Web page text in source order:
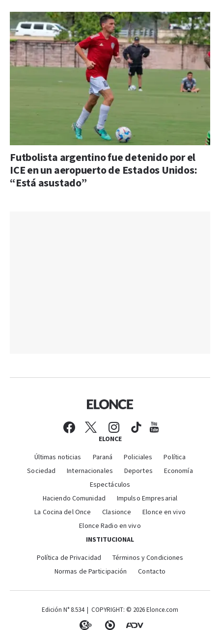
Futbolista argentino fue detenido por el
ICE en un aeropuerto de Estados Unidos:
“Está asustado”
ELONCE
Últimas noticias Paraná Policiales
Política
Sociedad
Internacionales Deportes
Economía
Espectáculos
Haciendo Comunidad
Impulso Empresarial
La Cocina del Once
Clasionce
Elonce en vivo
Elonce Radio en vivo
INSTITUCIONAL
Política de Privacidad
Términos y Condiciones
Normas de Participación
Contacto
Edición N° 8.534 | COPYRIGHT: © 2026 Elonce.com